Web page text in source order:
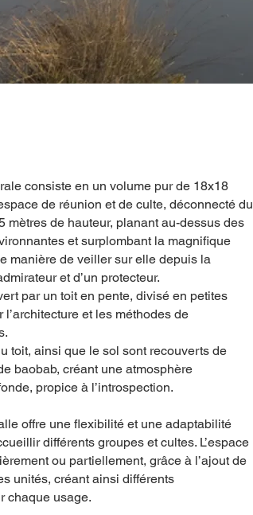
consiste en un volume pur de 18x18
de réunion et de culte, déconnecté du
mètres de hauteur, planant au-dessus des
et surplombant la magnifique
manière de veiller sur elle depuis la
et d’un protecteur.
par un toit en pente, divisé en petites
et les méthodes de
toit, ainsi que le sol sont recouverts de
baobab, créant une atmosphère
propice à l’introspection.
offre une flexibilité et une adaptabilité
différents groupes et cultes. L’espace
ou partiellement, grâce à l’ajout de
unités, créant ainsi différents
chaque usage.